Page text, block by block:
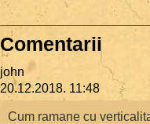
Comentarii
john
20.12.2018. 11:48
Cum ramane cu